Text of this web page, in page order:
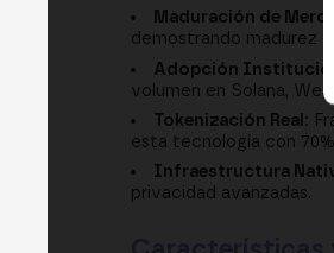
Maduración de
demostrando madurez
Adopción
volumen en Solana,
Tokenización Real:
esta tecnología con
Infraestructura
privacidad avanzadas.